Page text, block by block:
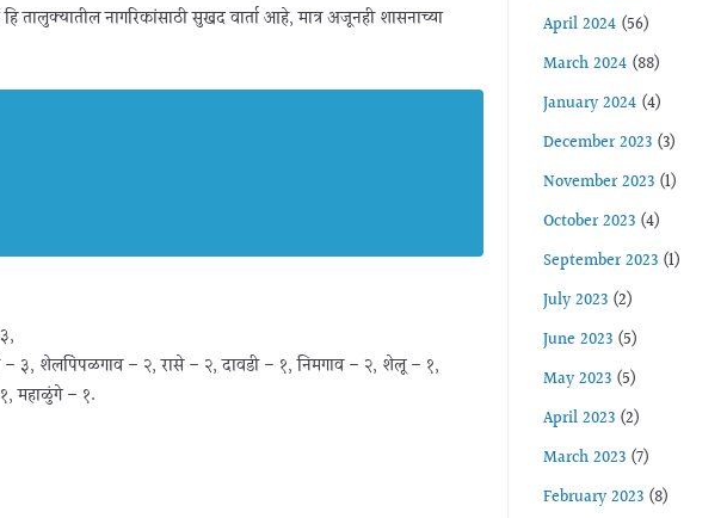
तालुक्यातील नागरिकांसाठी सुखद वार्ता आहे, मात्र अजूनही शासनाच्या
३, शेलपिंपळगाव – २, रासे – २, दावडी – १, निमगाव – २, शेलू – १,
महाळुंगे – १.
April 2024 (56)
March 2024 (88)
January 2024 (4)
December 2023 (3)
November 2023 (1)
October 2023 (4)
September 2023 (1)
July 2023 (2)
June 2023 (5)
May 2023 (5)
April 2023 (2)
March 2023 (7)
February 2023 (8)